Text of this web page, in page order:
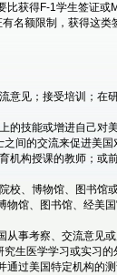
获得F-1学生签证或
名额限制，获得这类
意见；接受培训；在
的技能或增进自己对
间的交流来促进美国
机构授课的教师；或
、博物馆、图书馆
馆、图书馆、经美
事考察、交流意见
生医学学习或实习的
过美国特定机构的测